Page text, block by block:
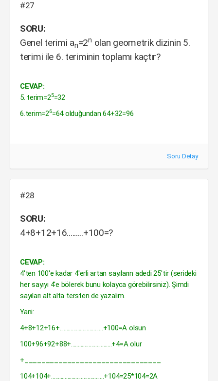
#27
SORU:
Genel terimi an=2n olan geometrik dizinin 5.
terimi ile 6. teriminin toplamı kaçtır?
CEVAP:
5. terim=25=32
6.terim=26=64 olduğundan 64+32=96
Soru Detay
#28
SORU:
4+8+12+16.........+100=?
CEVAP:
4'ten 100'e kadar 4'erli artan sayıların adedi 25'tir (serideki
her sayıyı 4'e bölerek bunu kolayca görebilirsiniz). Şimdi
sayıları alt alta tersten de yazalım.
Yani:
4+8+12+16+................................+100=A olsun
100+96+92+88+..............................+4=A olur
+________________________________
104+104+.......................................+104=25*104=2A